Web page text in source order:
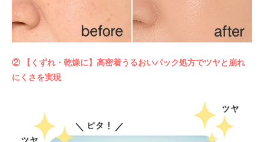
② 【くずれ・乾燥に】高密着うるおいパック処方でツヤと崩れ
にくさを実現